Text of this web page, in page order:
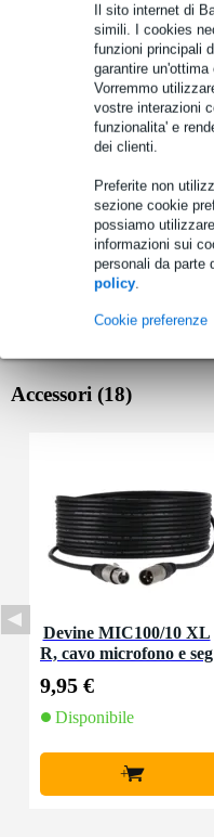
Il sito internet di
simili. I cookies
funzioni principali
garantire
Vorremmo
vostre interazioni
funzionalita' e
dei clienti.
Preferite non
sezione cookie
possiamo
informazioni sui
personali da parte
policy.
Cookie preferenze
Vedi anche (14)
Accessori (18)
Devine MIC100/10 XL
R, cavo microfono e seg
9,95 €
Disponibile
+